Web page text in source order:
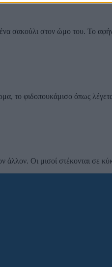
σακούλι στον ώμο του. Το
το φιδοπουκάμισο όπως
άλλον. Οι μισοί στέκονται σε